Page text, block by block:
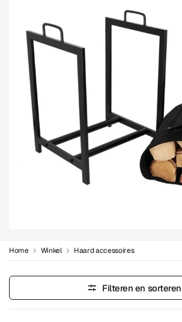
Home Winkel Haard accessoires
Filteren en sorteren